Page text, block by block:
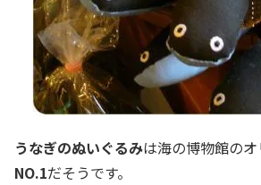
うなぎのぬいぐるみは海の博物館の
NO.1だそうです。